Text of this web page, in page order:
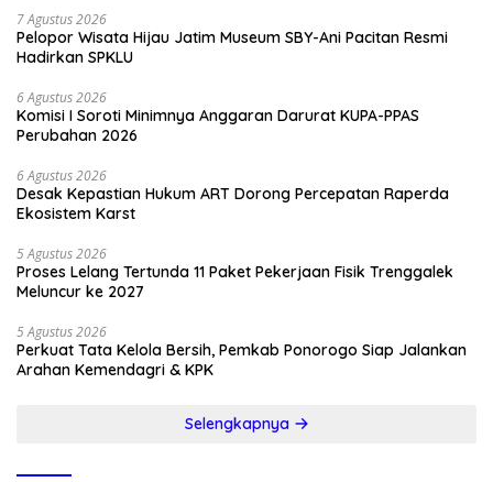
7 Agustus 2026
Pelopor Wisata Hijau Jatim Museum SBY-Ani Pacitan Resmi
Hadirkan SPKLU
6 Agustus 2026
Komisi I Soroti Minimnya Anggaran Darurat KUPA-PPAS
Perubahan 2026
6 Agustus 2026
Desak Kepastian Hukum ART Dorong Percepatan Raperda
Ekosistem Karst
5 Agustus 2026
Proses Lelang Tertunda 11 Paket Pekerjaan Fisik Trenggalek
Meluncur ke 2027
5 Agustus 2026
Perkuat Tata Kelola Bersih, Pemkab Ponorogo Siap Jalankan
Arahan Kemendagri & KPK
Selengkapnya